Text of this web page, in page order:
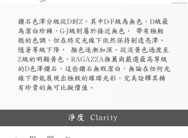
鑽石色澤分級從D到Z，其中D-F級為無色，D級最
為潔白珍稀，G-J級則屬於接近無色， 帶有極輕
微的色調，但在特定光線下依然保持剔透亮澤。
隨著等級下降， 顏色逐漸加深，從淡黃色過渡至
Z級的明顯黃色。RAGAZZA推薦與嚴選最高等級
的D色澤鑽石，這些鑽石無瑕潔白，無論在任何光
線下都能展現出極致的璀璨光彩，完美詮釋其稀
有珍貴的無可比擬價值。
淨度 Clarity